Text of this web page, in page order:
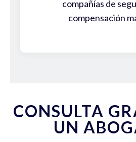
compañías de
compensación
CONSULTA
UN